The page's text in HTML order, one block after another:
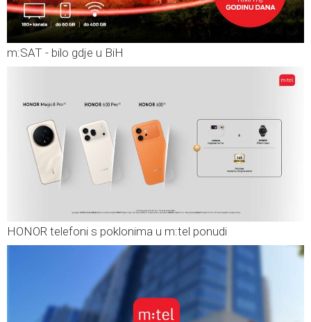
m:SAT - bilo gdje u BiH
HONOR telefoni s poklonima u m:tel ponudi